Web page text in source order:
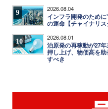
9 2026.08.04
インフラ開発のため
の運命【チャイナリス
10 2026.08.01
泊原発の再稼動が27
押し上げ、物価高を
すべき